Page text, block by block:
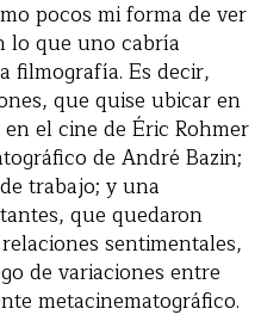
pocos mi forma de ver
lo que uno cabría
filmografía. Es decir,
que quise ubicar en
el cine de Éric Rohmer
de André Bazin;
trabajo; y una
que quedaron
sentimentales,
de variaciones entre
metacinematográfico.